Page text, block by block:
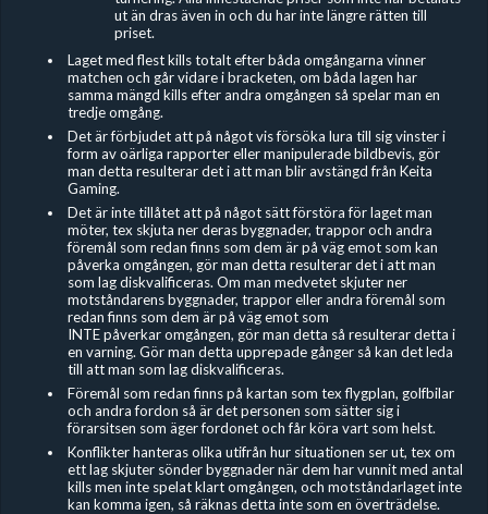
ut än dras även in och du har inte längre rätten till
priset.
Laget med flest kills totalt efter båda omgångarna vinner
matchen och går vidare i bracketen, om båda lagen har
samma mängd kills efter andra omgången så spelar man en
tredje omgång.
Det är förbjudet att på något vis försöka lura till sig vinster i
form av oärliga rapporter eller manipulerade bildbevis, gör
man detta resulterar det i att man blir avstängd från Keita
Gaming.
Det är inte tillåtet att på något sätt förstöra för laget man
möter, tex skjuta ner deras byggnader, trappor och andra
föremål som redan finns som dem är på väg emot som kan
påverka omgången, gör man detta resulterar det i att man
som lag diskvalificeras. Om man medvetet skjuter ner
motståndarens byggnader, trappor eller andra föremål som
redan finns som dem är på väg emot som
INTE påverkar omgången, gör man detta så resulterar detta i
en varning. Gör man detta upprepade gånger så kan det leda
till att man som lag diskvalificeras.
Föremål som redan finns på kartan som tex flygplan, golfbilar
och andra fordon så är det personen som sätter sig i
förarsitsen som äger fordonet och får köra vart som helst.
Konflikter hanteras olika utifrån hur situationen ser ut, tex om
ett lag skjuter sönder byggnader när dem har vunnit med antal
kills men inte spelat klart omgången, och motståndarlaget inte
kan komma igen, så räknas detta inte som en överträdelse.